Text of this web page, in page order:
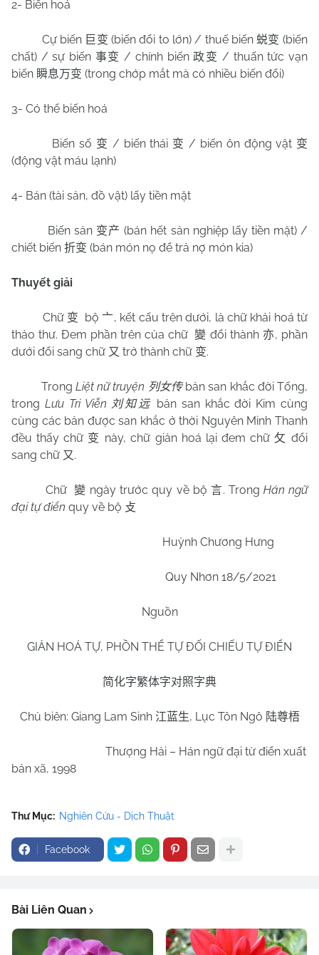
2- Biến hoá
Cự biến 巨变 (biến đổi to lớn) / thuế biến蜕变 (biến
chất) / sự biến 事变 / chính biến政变 / thuấn tức vạn
biến 瞬息万变 (trong chớp mắt mà có nhiều biến đổi)
3- Có thể biến hoá
Biến số 变 / biến thái 变 / biến ôn động vật 变
(động vật máu lạnh)
4- Bán (tài sản, đồ vật) lấy tiền mặt
Biến sản 变产 (bán hết sản nghiệp lấy tiền mặt) /
chiết biến 折变 (bán món nọ để trả nợ món kia)
Thuyết giải
Chữ 变 bộ亠, kết cấu trên dưới, là chữ khải hoá từ
thảo thư. Đem phần trên của chữ 變 đổi thành 亦, phần
dưới đổi sang chữ 又 trở thành chữ 变.
Trong Liệt nữ truyện 列女传 bản san khắc đời Tống,
trong Lưu Tri Viễn 刘知远 bản san khắc đời Kim cùng
cùng các bản được san khắc ở thời Nguyên Minh Thanh
đều thấy chữ 变 này, chữ giản hoá lại đem chữ 攵 đổi
sang chữ 又.
Chữ 變 ngày trước quy về bộ 言. Trong Hán ngữ
đại tự điển quy về bộ 攴
Huỳnh Chương Hưng
Quy Nhơn 18/5/2021
Nguồn
GIẢN HOÁ TỰ, PHỒN THỂ TỰ ĐỐI CHIẾU TỰ ĐIỂN
简化字繁体字对照字典
Chủ biên: Giang Lam Sinh 江蓝生, Lục Tôn Ngô 陆尊梧
Thượng Hải – Hán ngữ đại từ điển xuất
bản xã, 1998
Thư Mục: Nghiên Cứu - Dịch Thuật
Facebook
Bài Liên Quan